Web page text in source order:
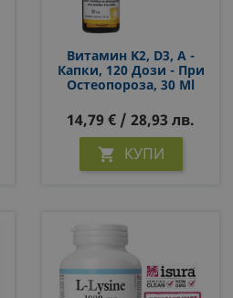
Витамин K2, D3, А -
Капки, 120 Дози - При
Остеопороза, 30 Ml
14,79 € / 28,93 лв.
 КУПИ